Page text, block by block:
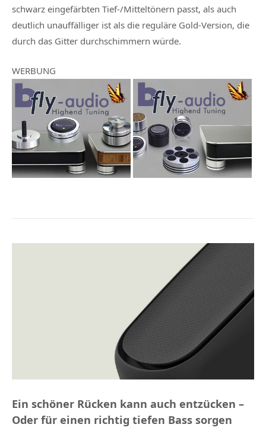
schwarz eingefärbten Tief-/Mitteltönern passt, als auch
deutlich unauffälliger ist als die reguläre Gold-Version, die
durch das Gitter durchschimmern würde.
WERBUNG
Ein schöner Rücken kann auch entzücken –
Oder für einen richtig tiefen Bass sorgen